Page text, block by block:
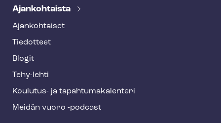
Ajankohtaista
Ajankohtaiset
Tiedotteet
Blogit
Tehy-lehti
Koulutus- ja ta­pah­tu­ma­ka­len­te­ri
Meidän vuoro -podcast